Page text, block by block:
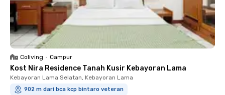
Coliving • Campur
Kost Nira Residence Tanah Kusir Kebayoran Lama
Kebayoran Lama Selatan, Kebayoran Lama
902 m dari bca kcp bintaro veteran